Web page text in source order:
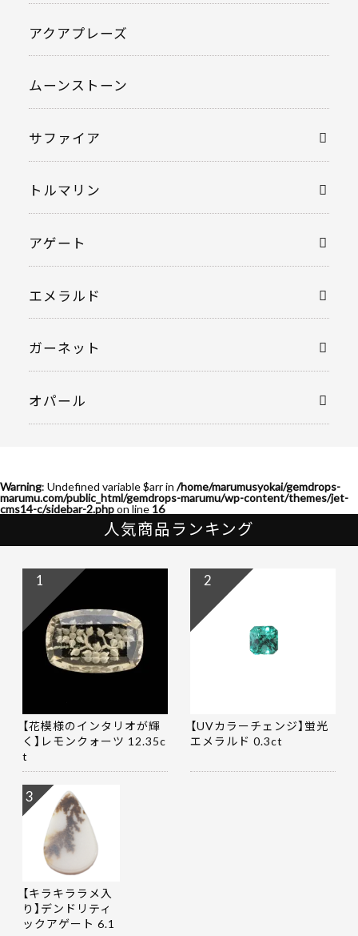
アクアプレーズ
ムーンストーン
サファイア
トルマリン
アゲート
エメラルド
ガーネット
オパール
Warning: Undefined variable $arr in /home/marumusyokai/gemdrops-
marumu.com/public_html/gemdrops-marumu/wp-content/themes/jet-
cms14-c/sidebar-2.phpon line 16
人気商品ランキング
【花模様のインタリオが輝
く】レモンクォーツ 12.35c
t
1
【UVカラーチェンジ】蛍光
エメラルド 0.3ct
2
【キラキララメ入
り】デンドリティ
ックアゲート 6.1
3